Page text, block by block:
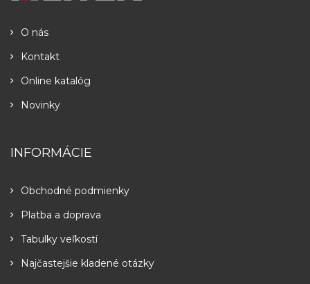
O nás
Kontakt
Online katalóg
Novinky
INFORMÁCIE
Obchodné podmienky
Platba a doprava
Tabulky veľkostí
Najčastejšie kladené otázky